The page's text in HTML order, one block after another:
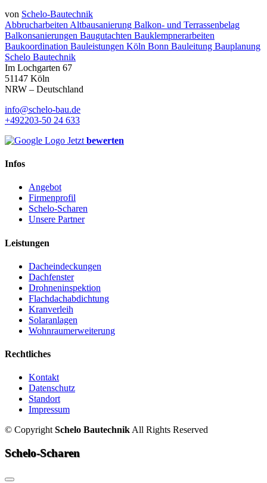
von Schelo-Bautechnik
Abbrucharbeiten Altbausanierung Balkon- und Terrassenbelag
Balkonsanierungen Baugutachten Bauklempnerarbeiten
Baukoordination Bauleistungen Köln Bonn Bauleitung Bauplanung
Schelo Bautechnik
Im Lochgarten 67
51147 Köln
NRW – Deutschland
info@schelo-bau.de
+492203-50 24 633
Jetzt bewerten
Infos
Angebot
Firmenprofil
Schelo-Scharen
Unsere Partner
Leistungen
Dacheindeckungen
Dachfenster
Drohneninspektion
Flachdachabdichtung
Kranverleih
Solaranlagen
Wohnraumerweiterung
Rechtliches
Kontakt
Datenschutz
Standort
Impressum
© Copyright Schelo Bautechnik All Rights Reserved
Schelo-Scharen